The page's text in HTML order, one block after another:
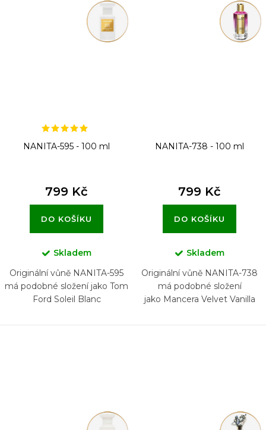
NANITA-595 - 100 ml
799 Kč
DO KOŠÍKU
Skladem
Originální vůně NANITA-595
má podobné složení jako Tom
Ford Soleil Blanc
NANITA-738 - 100 ml
799 Kč
DO KOŠÍKU
Skladem
Originální vůně NANITA-738
má podobné složení
jako Mancera Velvet Vanilla